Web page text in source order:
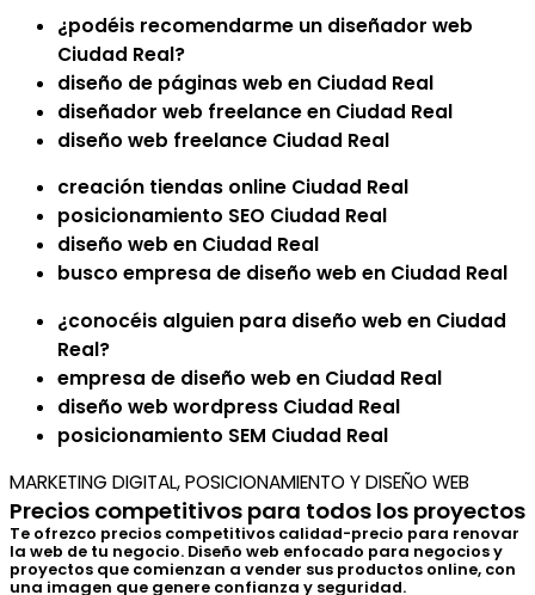
¿podéis recomendarme un diseñador web
Ciudad Real?
diseño de páginas web en Ciudad Real
diseñador web freelance en Ciudad Real
diseño web freelance Ciudad Real
creación tiendas online Ciudad Real
posicionamiento SEO Ciudad Real
diseño web en Ciudad Real
busco empresa de diseño web en Ciudad Real
¿conocéis alguien para diseño web en Ciudad
Real?
empresa de diseño web en Ciudad Real
diseño web wordpress Ciudad Real
posicionamiento SEM Ciudad Real
MARKETING DIGITAL, POSICIONAMIENTO Y DISEÑO WEB
Precios competitivos para todos los proyectos
Te ofrezco precios competitivos calidad-precio para renovar
la web de tu negocio. Diseño web enfocado para negocios y
proyectos que comienzan a vender sus productos online, con
una imagen que genere confianza y seguridad.